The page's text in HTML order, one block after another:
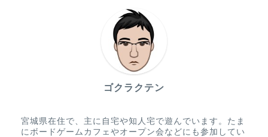
ゴクラクテン
宮城県在住で、主に自宅や知人宅で遊んでいます。たま
にボードゲームカフェやオープン会などにも参加してい